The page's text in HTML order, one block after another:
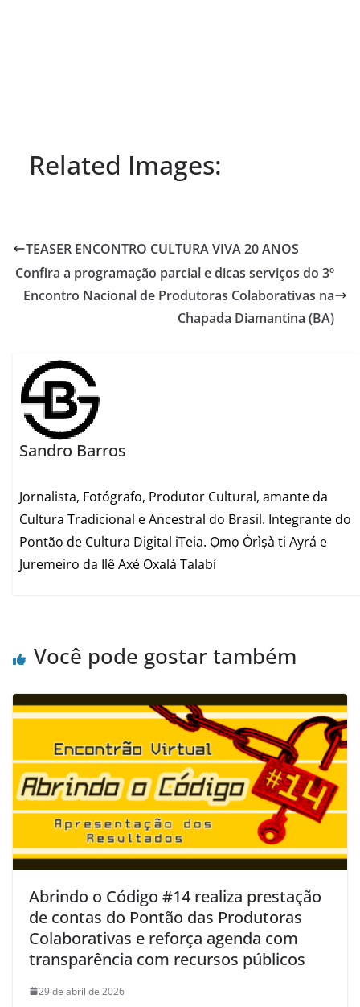
Related Images:
TEASER ENCONTRO CULTURA VIVA 20 ANOS
Confira a programação parcial e dicas serviços do 3º
Encontro Nacional de Produtoras Colaborativas na
Chapada Diamantina (BA)
Sandro Barros
Jornalista, Fotógrafo, Produtor Cultural, amante da
Cultura Tradicional e Ancestral do Brasil. Integrante do
Pontão de Cultura Digital iTeia. Ọmọ Òrìṣà ti Ayrá e
Juremeiro da Ilê Axé Oxalá Talabí
Você pode gostar também
Abrindo o Código #14 realiza prestação
de contas do Pontão das Produtoras
Colaborativas e reforça agenda com
transparência com recursos públicos
29 de abril de 2026